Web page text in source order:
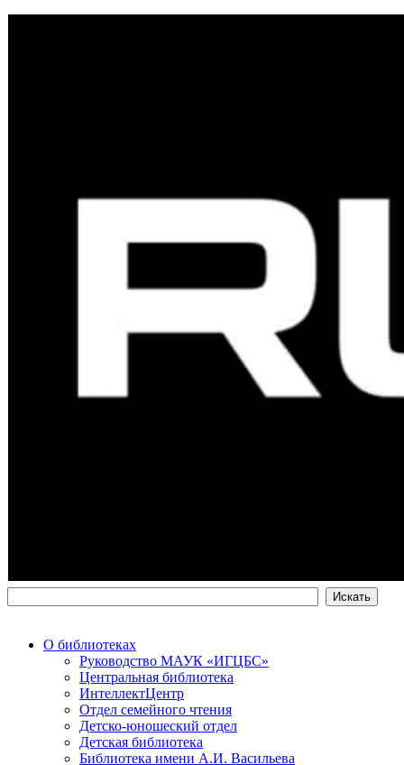
О библиотеках
Руководство МАУК «ИГЦБС»
Центральная библиотека
ИнтеллектЦентр
Отдел семейного чтения
Детско-юношеский отдел
Детская библиотека
Библиотека имени А.И. Васильева